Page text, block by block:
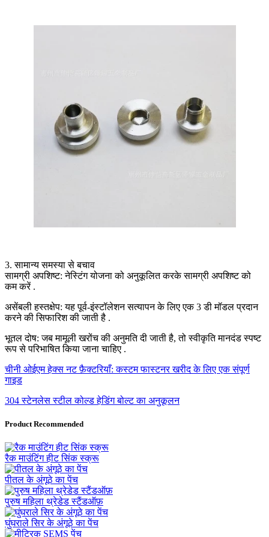
3. सामान्य समस्या से बचाव
सामग्री अपशिष्ट: नेस्टिंग योजना को अनुकूलित करके सामग्री अपशिष्ट को
कम करें .
असेंबली हस्तक्षेप: यह पूर्व-इंस्टॉलेशन सत्यापन के लिए एक 3 डी मॉडल प्रदान
करने की सिफारिश की जाती है .
भूतल दोष: जब मामूली खरोंच की अनुमति दी जाती है, तो स्वीकृति मानदंड स्पष्ट
रूप से परिभाषित किया जाना चाहिए .
चीनी ओईएम हेक्स नट फ़ैक्टरियाँ: कस्टम फास्टनर खरीद के लिए एक संपूर्ण
गाइड
304 स्टेनलेस स्टील कोल्ड हेडिंग बोल्ट का अनुकूलन
Product Recommended
रैक माउंटिंग हीट सिंक स्क्रू
पीतल के अंगूठे का पेंच
पुरुष महिला थ्रेडेड स्टैंडऑफ़
घुंघराले सिर के अंगूठे का पेंच